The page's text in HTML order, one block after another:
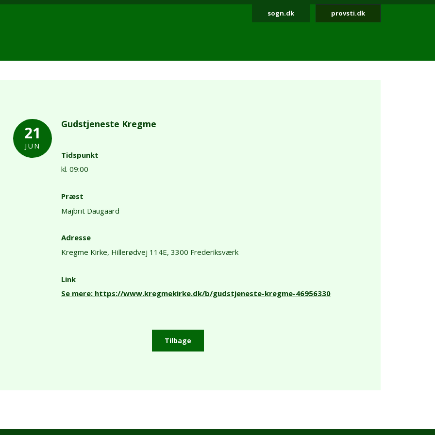
sogn.dk provsti.dk
21
JUN
Gudstjeneste Kregme
Tidspunkt
kl. 09:00
Præst
Majbrit Daugaard
Adresse
Kregme Kirke, Hillerødvej 114E, 3300 Frederiksværk
Link
Se mere: https://www.kregmekirke.dk/b/gudstjeneste-kregme-46956330
Tilbage